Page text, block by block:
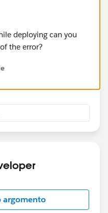
deploying can you
the error?
argomento